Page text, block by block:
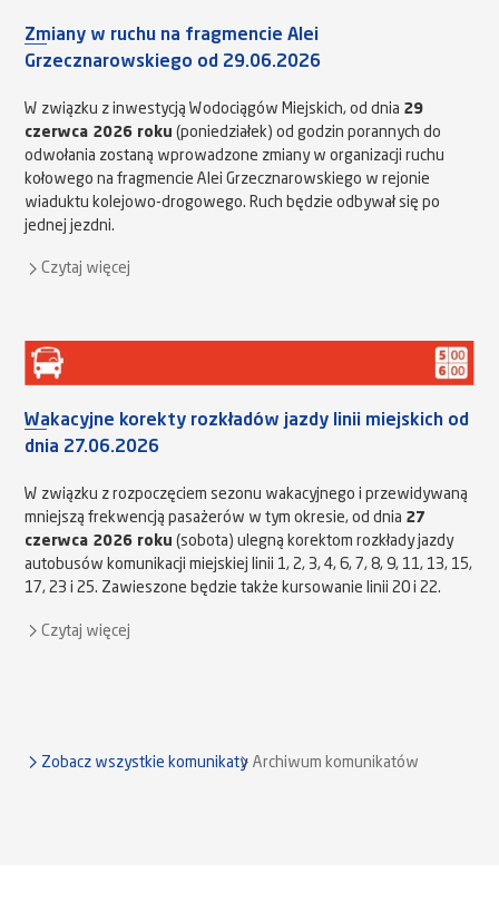
Zmiany w ruchu na fragmencie Alei
Grzecznarowskiego od 29.06.2026
W związku z inwestycją Wodociągów Miejskich, od dnia 29
czerwca 2026 roku (poniedziałek) od godzin porannych do
odwołania zostaną wprowadzone zmiany w organizacji ruchu
kołowego na fragmencie Alei Grzecznarowskiego w rejonie
wiaduktu kolejowo-drogowego. Ruch będzie odbywał się po
jednej jezdni.
Czytaj więcej
Wakacyjne korekty rozkładów jazdy linii miejskich od
dnia 27.06.2026
W związku z rozpoczęciem sezonu wakacyjnego i przewidywaną
mniejszą frekwencją pasażerów w tym okresie, od dnia 27
czerwca 2026 roku (sobota) ulegną korektom rozkłady jazdy
autobusów komunikacji miejskiej linii 1, 2, 3, 4, 6, 7, 8, 9, 11, 13, 15,
17, 23 i 25. Zawieszone będzie także kursowanie linii 20 i 22.
Czytaj więcej
Zobacz wszystkie komunikaty Archiwum komunikatów